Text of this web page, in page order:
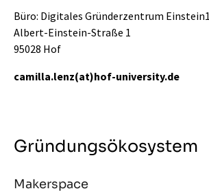
Büro: Digitales Gründerzentrum Einstein1
Albert-Einstein-Straße 1
95028 Hof
camilla.lenz(at)hof-university.de
Gründungsökosystem
Makerspace